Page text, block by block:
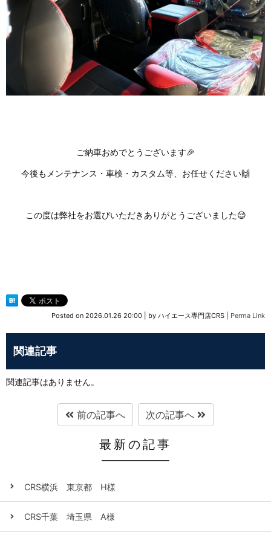
ご納車おめでとうございます🎉
今後もメンテナンス・車検・カスタム等、お任せください🙌
この度は弊社をお選びいただきありがとうございました😌
Posted on 2026.01.26 20:00 by ハイエース専門店CRS Perma Link
関連記事
関連記事はありません。
前の記事へ 次の記事へ
最新の記事
CRS横浜 東京都 H様
CRS千葉 埼玉県 A様